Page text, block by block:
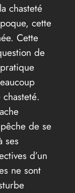
chasteté
cette
Cette
de
de se
ses
d’un
ne sont